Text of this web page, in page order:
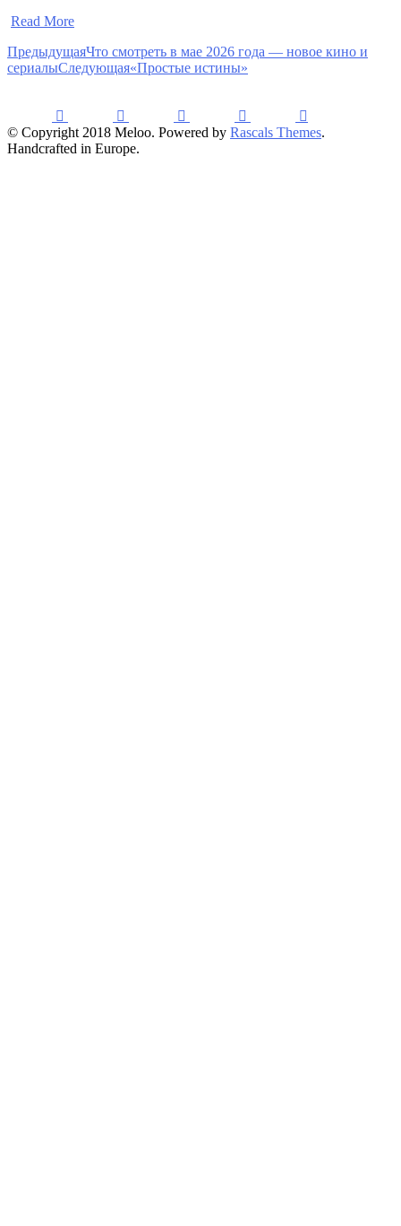
Read More
ПредыдущаяЧто смотреть в мае 2026 года — новое кино и
сериалыСледующая«Простые истины»
© Copyright 2018 Meloo. Powered by Rascals Themes.
Handcrafted in Europe.